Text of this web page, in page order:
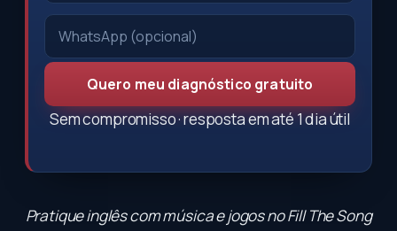
Quero meu diagnóstico gratuito
Sem compromisso · resposta em até 1 dia útil
Pratique inglês com música e jogos noFill The Song